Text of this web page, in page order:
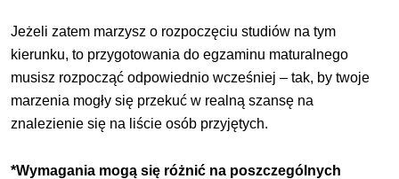
Jeżeli zatem marzysz o rozpoczęciu studiów na tym
kierunku, to przygotowania do egzaminu maturalnego
musisz rozpocząć odpowiednio wcześniej – tak, by twoje
marzenia mogły się przekuć w realną szansę na
znalezienie się na liście osób przyjętych.
*Wymagania mogą się różnić na poszczególnych